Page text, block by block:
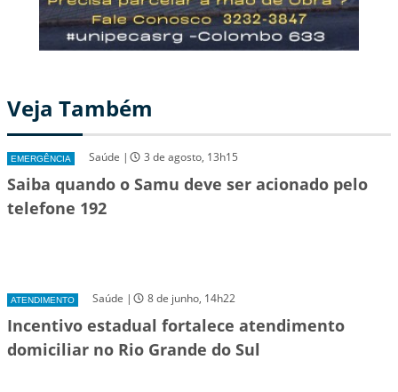
Veja Também
EMERGÊNCIA Saúde | 3 de agosto, 13h15
Saiba quando o Samu deve ser acionado pelo
telefone 192
ATENDIMENTO Saúde | 8 de junho, 14h22
Incentivo estadual fortalece atendimento
domiciliar no Rio Grande do Sul